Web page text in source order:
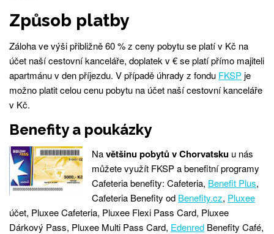
Způsob platby
Záloha ve výši přibližně 60 % z ceny pobytu se platí v Kč na
účet naší cestovní kanceláře, doplatek v € se platí přímo majiteli
apartmánu v den příjezdu. V případě úhrady z fondu FKSPje
možno platit celou cenu pobytu na účet naší cestovní kanceláře
v Kč.
Benefity a poukázky
Navětšinu pobytů v Chorvatsku u nás
můžete využít FKSP a benefitní programy
Cafeteria benefity: Cafeteria, Benefit Plus,
Cafeteria Benefity od Benefity.cz, Pluxee
účet, Pluxee Cafeteria, Pluxee Flexi Pass Card, Pluxee
Dárkový Pass, Pluxee Multi Pass Card, Edenred Benefity Café,